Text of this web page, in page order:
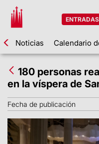
ENTRADAS
Noticias Calendario
180 personas
en la víspera de
Fecha de publicación